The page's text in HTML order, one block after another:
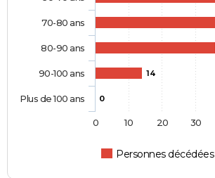
14
0
Personnes décédées
70-80 ans
80-90 ans
90-100 ans
Plus de 100 ans
0 10 20 30